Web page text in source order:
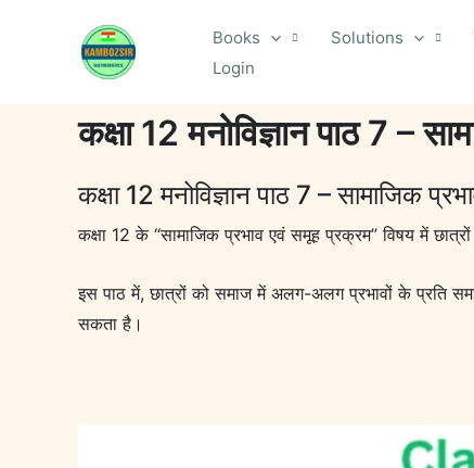
Books Solutions
Login
कक्षा 12 मनोविज्ञान पाठ 7 –
कक्षा 12 मनोविज्ञान पाठ 7 – सामाजिक
कक्षा 12 के “सामाजिक प्रभाव एवं समूह प्रक्रम” विषय में
इस पाठ में, छात्रों को समाज में अलग-अलग प्रभावों के प्रति
सकता है।